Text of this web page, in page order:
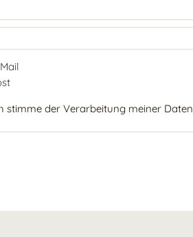
stimme der Verarbeitung meiner